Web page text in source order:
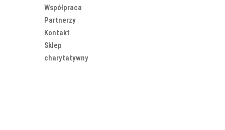
Współpraca
Partnerzy
Kontakt
Sklep
charytatywny